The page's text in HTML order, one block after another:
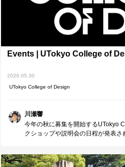
し、良い成績を取ろうと努力する
ります。 しかし、大学受験は決し
生の通過点の一つでしかありませ
どんな世界があるのか」について
くことがあったとしても、 それで
んの歩みからは、人生の転機や挫
Events | UTokyo College of
2026.05.30
UTokyo College of Design
川瀬響
今年の秋に募集を開始するUTokyo
クショップや説明会の日程が発表さ
いるのか」を知るための大切な機